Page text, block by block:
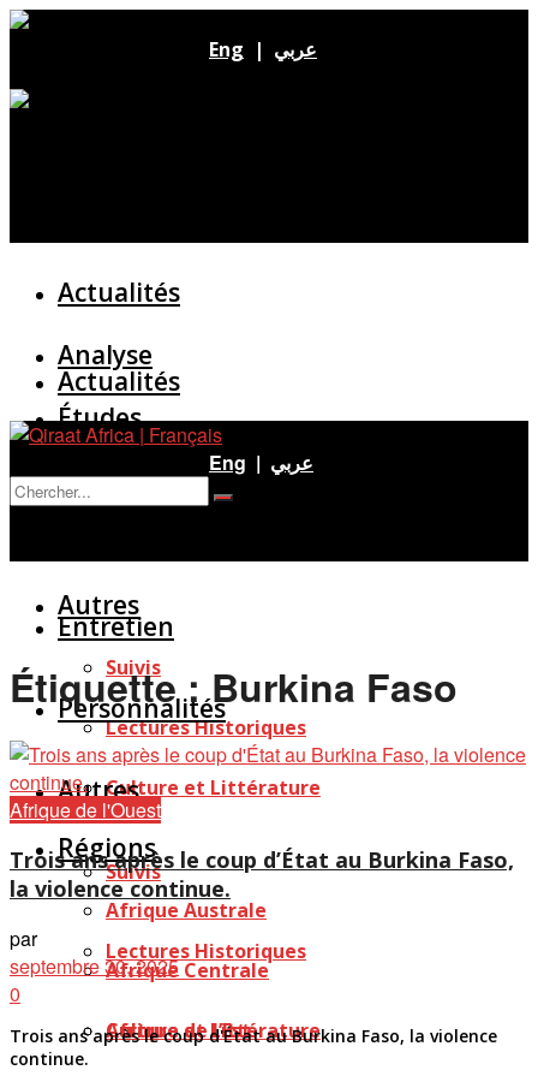
Eng | عربي
Actualités
Analyse
Études
Entretien
Autres
Suivis
Lectures Historiques
Culture et Littérature
Régions
Afrique Australe
Afrique Centrale
Afrique de l’Est
Actualités
Entretien
Personnalités
Autres
Suivis
Lectures Historiques
Culture et Littérature
Eng | عربي
Étiquette :Burkina Faso
Afrique de l'Ouest
Trois ans après le coup d’État au Burkina Faso,
la violence continue.
par
septembre 30, 2025
0
Trois ans après le coup d'État au Burkina Faso, la violence
continue.